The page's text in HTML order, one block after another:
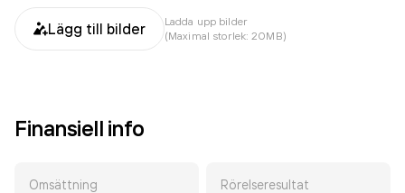
Lägg till bilder
Ladda upp bilder
(Maximal storlek: 20MB)
Finansiell info
Omsättning Rörelseresultat